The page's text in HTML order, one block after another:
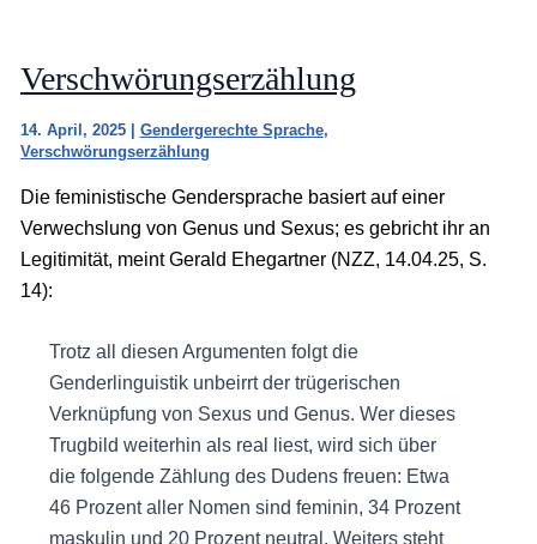
Verschwörungserzählung
14. April, 2025 | Gendergerechte Sprache,
Verschwörungserzählung
Die feministische Gendersprache basiert auf einer
Verwechslung von Genus und Sexus; es gebricht ihr an
Legitimität, meint Gerald Ehegartner (NZZ, 14.04.25, S.
14):
Trotz all diesen Argumenten folgt die
Genderlinguistik unbeirrt der trügerischen
Verknüpfung von Sexus und Genus. Wer dieses
Trugbild weiterhin als real liest, wird sich über
die folgende Zählung des Dudens freuen: Etwa
46 Prozent aller Nomen sind feminin, 34 Prozent
maskulin und 20 Prozent neutral. Weiters steht